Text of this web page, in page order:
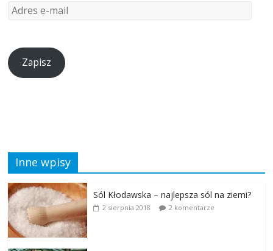
Zapisz
Inne wpisy
Sól Kłodawska – najlepsza sól na ziemi?
2 sierpnia 2018 2 komentarze